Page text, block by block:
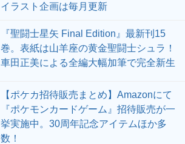
イラスト企画は毎月更新
『聖闘士星矢 Final Edition』最新刊15
巻。表紙は山羊座の黄金聖闘士シュラ！
車田正美による全編大幅加筆で完全新生
【ポケカ招待販売まとめ】Amazonにて
『ポケモンカードゲーム』招待販売が一
挙実施中。30周年記念アイテムほか多
数！